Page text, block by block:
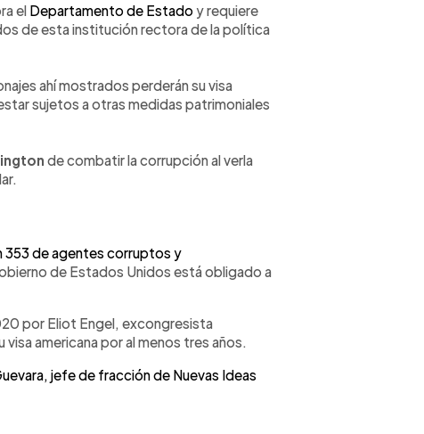
el Departamento de Estado y requiere
de esta institución rectora de la política
ahí mostrados perderán su visa
sujetos a otras medidas patrimoniales
de combatir la corrupción al verla
353 de agentes corruptos y
de Estados Unidos está obligado a
por Eliot Engel, excongresista
americana por al menos tres años.
jefe de fracción de Nuevas Ideas